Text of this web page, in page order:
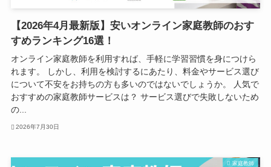
【2026年4月最新版】安いオンライン家庭教師のおす
すめランキング16選！
オンライン家庭教師を利用すれば、手軽に学習習慣を身につけら
れます。 しかし、利用を検討するにあたり、料金やサービス選び
について不安をお持ちの方も多いのではないでしょうか。 人気で
おすすめの家庭教師サービスは？ サービス選びで失敗しないため
の...
2026年7月30日
家庭教師